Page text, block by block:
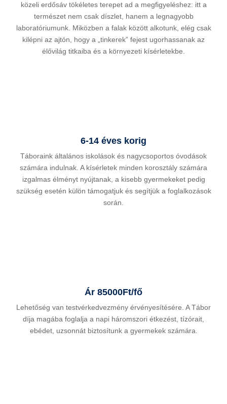
közeli erdősáv tökéletes terepet ad a megfigyeléshez: itt a
természet nem csak díszlet, hanem a legnagyobb
laboratóriumunk. Miközben a falak között alkotunk, elég csak
kilépni az ajtón, hogy a „tinkerek” fejest ugorhassanak az
élővilág titkaiba és a környezeti kísérletekbe.
6-14 éves korig
Táboraink általános iskolások és nagycsoportos óvodások
számára indulnak. A kísérletek minden korosztály számára
izgalmas élményt nyújtanak, a kisebb gyermekeket pedig
szükség esetén külön támogatjuk és segítjük a foglalkozások
során.
Ár 85000Ft/fő
Lehetőség van testvérkedvezmény érvényesítésére. A Tábor
díja magába foglalja a napi háromszori étkezést, tízórait,
ebédet, uzsonnát biztosítunk a gyermekek számára.